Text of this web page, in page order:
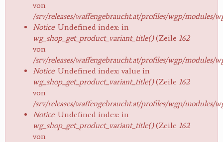
von
/srv/releases/waffengebraucht.at/profiles/wgp/modules/
Notice: Undefined index: in
wg_shop_get_product_variant_title()(Zeile 162
von
/srv/releases/waffengebraucht.at/profiles/wgp/modules/
Notice: Undefined index: value in
wg_shop_get_product_variant_title()(Zeile 162
von
/srv/releases/waffengebraucht.at/profiles/wgp/modules/
Notice: Undefined index: in
wg_shop_get_product_variant_title()(Zeile 162
von